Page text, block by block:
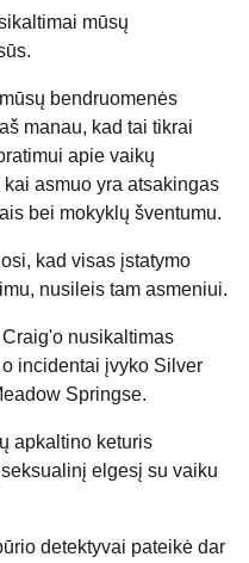
mūsų
bendruomenės
manau, kad tai tikrai
apie vaikų
asmuo yra atsakingas
bei mokyklų šventumu.
kad visas įstatymo
nusileis tam asmeniui.
nusikaltimas
incidentai įvyko Silver
Springse.
apkaltino keturis
elgesį su vaiku
detektyvai pateikė dar